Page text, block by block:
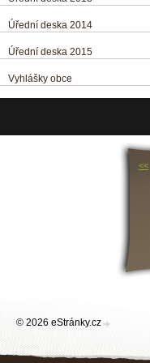
Úřední deska 2014
Úřední deska 2015
Vyhlášky obce
<<
© 2026 eStránky.cz